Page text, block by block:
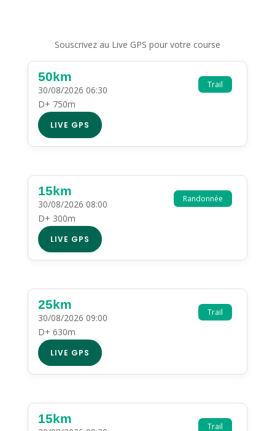
Souscrivez au Live GPS pour votre course
Trail
50km
30/08/2026 06:30
D+ 750m
LIVE GPS
Randonnée
15km
30/08/2026 08:00
D+ 300m
LIVE GPS
Trail
25km
30/08/2026 09:00
D+ 630m
LIVE GPS
Trail
15km